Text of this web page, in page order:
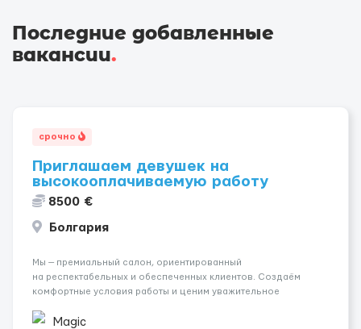
Последние добавленные
вакансии.
срочно
Приглашаем девушек на
высокооплачиваемую работу
8500 €
Болгария
Мы — премиальный салон, ориентированный
на респектабельных и обеспеченных клиентов. Создаём
комфортные условия работы и ценим уважительное
💎 Высокий доход — от 2000 € в неделю и выше 💎 Честная
Magic